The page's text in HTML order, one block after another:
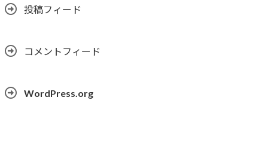
投稿フィード
コメントフィード
WordPress.org